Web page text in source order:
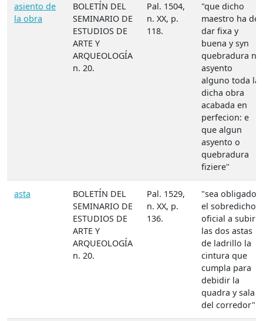
asiento de
la obra
BOLETÍN DEL
SEMINARIO DE
ESTUDIOS DE
ARTE Y
ARQUEOLOGÍA
n. 20.
Pal. 1504,
n. XX, p.
118.
"que dicho
maestro ha de
dar fixa y
buena y syn
quebradura ni
asyento
alguno toda la
dicha obra
acabada en
perfecion: e
que algun
asyento o
quebradura
fiziere"
asta
BOLETÍN DEL
SEMINARIO DE
ESTUDIOS DE
ARTE Y
ARQUEOLOGÍA
n. 20.
Pal. 1529,
n. XX, p.
136.
"sea obligado
el sobredicho
oficial a subir
las dos astas
de ladrillo la
cintura que
cumpla para
debidir la
quadra y sala
del corredor".